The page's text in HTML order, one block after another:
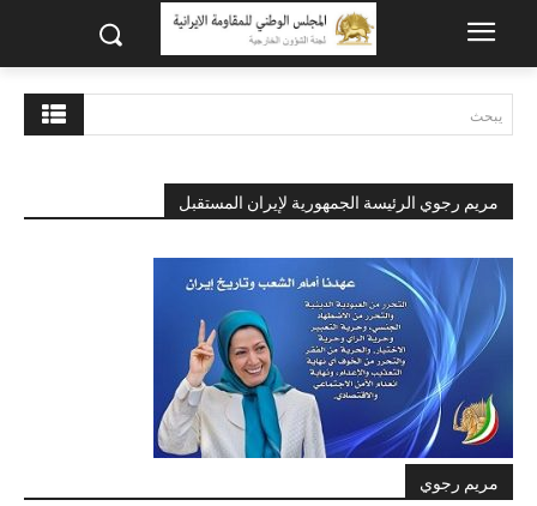
يبحث
مريم رجوي الرئيسة الجمهورية لإيران المستقبل
مريم رجوي